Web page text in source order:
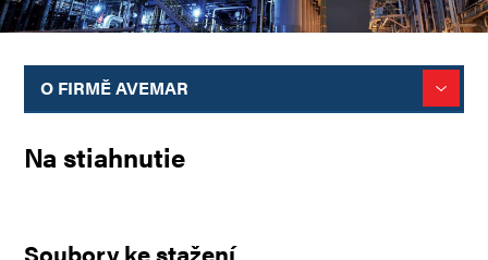
O FIRMĚ AVEMAR
Na stiahnutie